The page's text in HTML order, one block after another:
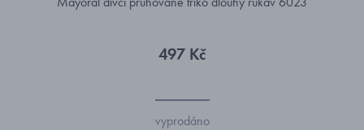
497 Kč
vyprodáno